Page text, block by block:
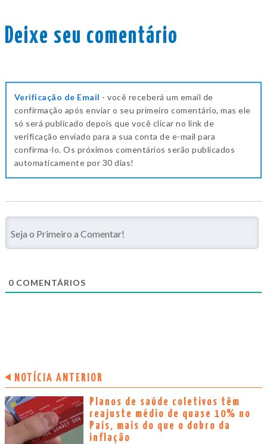
Deixe seu comentário
Verificação de Email - você receberá um email de
confirmação após enviar o seu primeiro comentário, mas ele
só será publicado depois que você clicar no link de
verificação enviado para a sua conta de e-mail para
confirma-lo. Os próximos comentários serão publicados
automaticamente por 30 dias!
0 COMENTÁRIOS
NOTÍCIA ANTERIOR
Planos de saúde coletivos têm
reajuste médio de quase 10% no
País, mais do que o dobro da
inflação